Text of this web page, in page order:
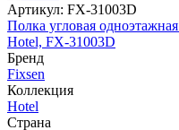
Артикул: FX-31003D
Полка угловая
Hotel, FX-31003D
Бренд
Fixsen
Коллекция
Hotel
Страна